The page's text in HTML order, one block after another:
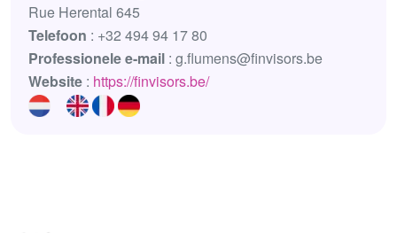
Rue Herental 645
Telefoon : +32 494 94 17 80
Professionele e-mail : g.flumens@finvisors.be
Website : https://finvisors.be/